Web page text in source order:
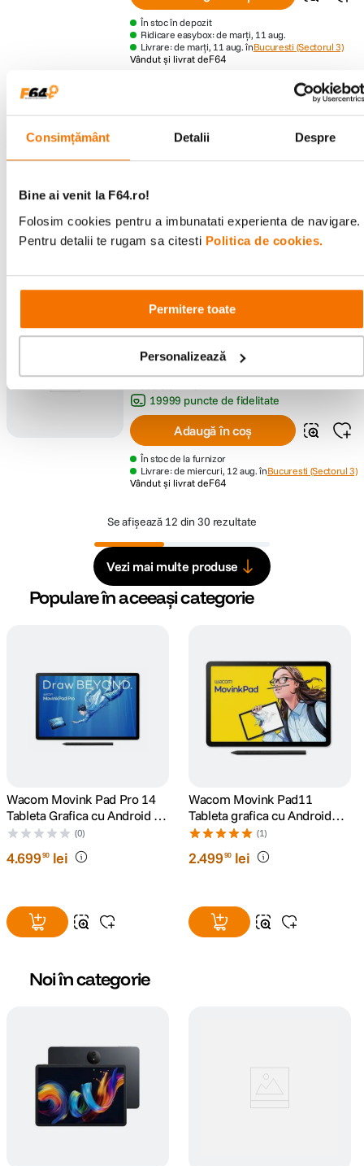
Consimțământ Detalii Despre
Bine ai venit la F64.ro!
Folosim cookies pentru a imbunatati experienta de navigare.
Pentru detalii te rugam sa citesti Politica de cookies.
Permitere toate
Personalizează
În stoc în depozit
Ridicare easybox: de marți, 11 aug.
Livrare: de marți, 11 aug. înBucuresti (Sectorul 3)
Vândut și livrat deF64
Wacom Intuos Pro Pen Medium Tableta
Grafica Negru
(0)
Adaugă în coș
În stoc în depozit
Livrare: de marți, 11 aug. înBucuresti (Sectorul 3)
Wacom Cintiq Pro 22 Tableta Grafica
Cod:125074465
19.999 lei
19999 puncte de fidelitate
Adaugă în coș
În stoc de la furnizor
Livrare: de miercuri, 12 aug. înBucuresti (Sectorul 3)
Vândut și livrat deF64
Se afișează 12 din 30 rezultate
Vezi mai multe produse
Populare în aceeași categorie
Wacom Movink Pad Pro 14
Tableta Grafica cu Android si
Display OLED de 14 inch
(0)
4.69990 lei
Wacom Movink Pad11
Tableta grafica cu Android
Pen 11.5 Inch
(1)
2.49990 lei
Noi în categorie